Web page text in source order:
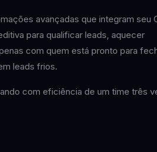
avançadas que integram seu
para qualificar leads, aquecer
com quem está pronto para
leads frios.
com eficiência de um time três